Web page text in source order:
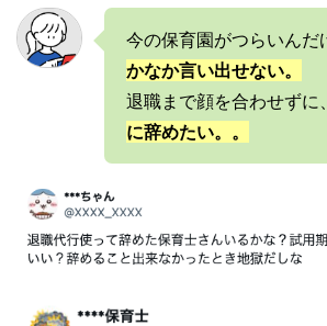
今の保育園がつらいんだ
かなか言い出せない。
退職まで顔を合わせずに、
に辞めたい。。